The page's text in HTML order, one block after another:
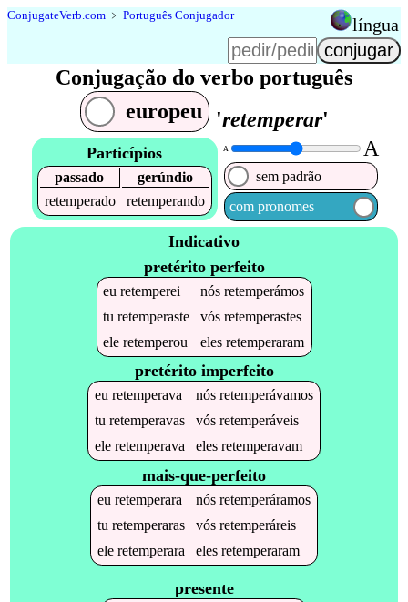
ConjugateVerb.com ﹥ Português Conjugador língua
Conjugação do verbo português
europeu
'retemperar'
Particípios
passado
gerúndio
retemperado
retemperando
A A
sem padrão
com pronomes
Indicativo
pretérito perfeito
euretemperei nósretemperámos
turetemperaste vósretemperastes
eleretemperou elesretemperaram
pretérito imperfeito
eu retemperava nós retemperávamos
tu retemperavas vós retemperáveis
ele retemperava eles retemperavam
mais-que-perfeito
eu retemperara nós retemperáramos
tu retemperaras vós retemperáreis
ele retemperara eles retemperaram
presente